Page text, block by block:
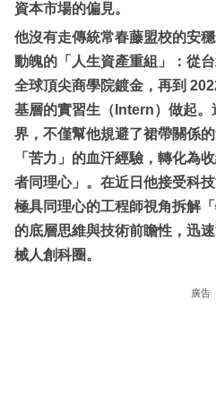
資本市場的偏見。
他沒有走傳統常春藤盟校的安
動魄的「人生資產重組」：從
全球頂尖商學院鍍金，再到
基層的實習生（Intern）做起
界，不僅幫他規避了裙帶關係
「苦力」的血汗經驗，轉化為
者同理心」。在近日他接受科
極具同理心的工程師視角拆解
的底層思維與技術前瞻性，迅
械人創科圈。
廣告